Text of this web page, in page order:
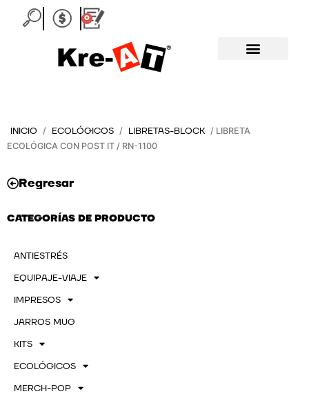
0
Carrito
INICIO / ECOLÓGICOS / LIBRETAS-BLOCK / LIBRETA
ECOLÓGICA CON POST IT / RN-1100
Regresar
CATEGORÍAS DE PRODUCTO
ANTIESTRÉS
EQUIPAJE-VIAJE
IMPRESOS
JARROS MUG
KITS
ECOLÓGICOS
MERCH-POP